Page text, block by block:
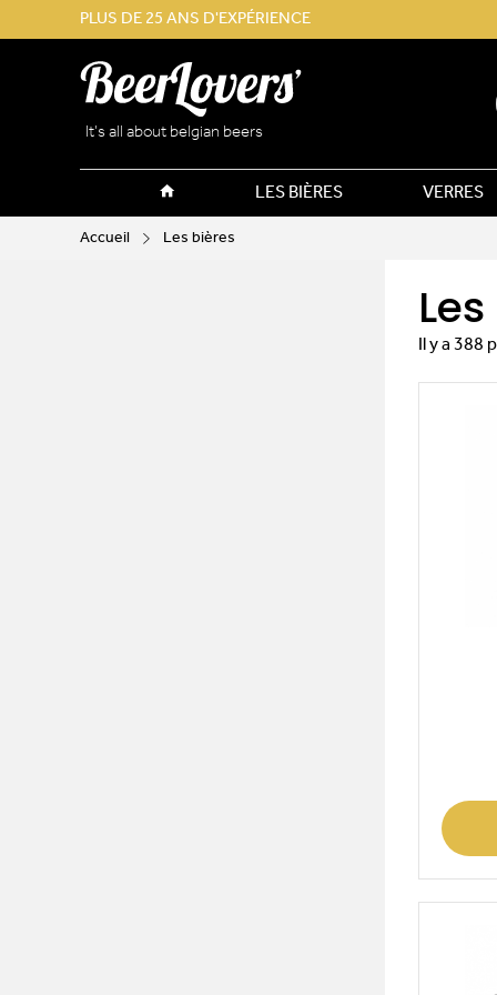
PLUS DE 25 ANS D'EXPÉRIENCE
It’s all about belgian beers
LES BIÈRES VERRES
Accueil Les bières
Il y a 388